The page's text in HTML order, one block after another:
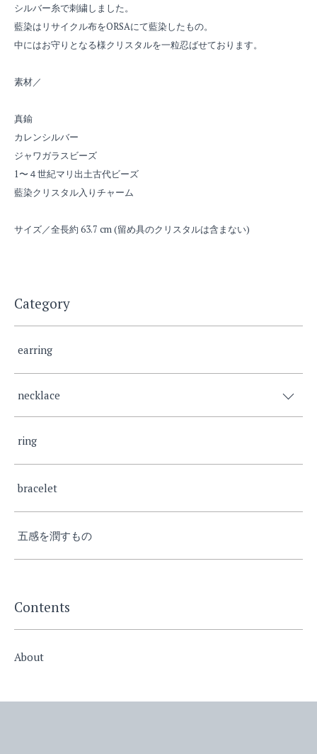
シルバー糸で刺繍しました。
藍染はリサイクル布をORSAにて藍染したもの。
中にはお守りとなる様クリスタルを一粒忍ばせております。
素材／
真鍮
カレンシルバー
ジャワガラスビーズ
1〜４世紀マリ出土古代ビーズ
藍染クリスタル入りチャーム
サイズ／全長約 63.7 cm (留め具のクリスタルは含まない)
Category
earring
necklace
ring
bracelet
五感を潤すもの
Contents
About